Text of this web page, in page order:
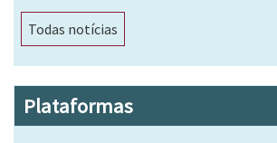
Todas notícias
Plataformas